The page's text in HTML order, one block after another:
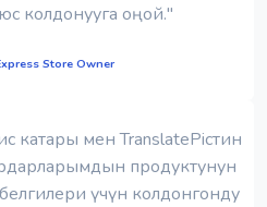
колдонууга оңой."
Store Owner
катары мен TranslatePicтин
продуктунун
үчүн колдонгонду